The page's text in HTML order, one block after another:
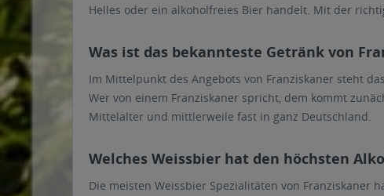
Helles oder ein alkoholfreies Bier handelt. Mit der
Was ist das bekannteste Getränk von
Im Mittelpunkt des Angebots von Franziskaner steht
Wer von einem Franziskaner spricht, dem kommt
Mittelalter und mittlerweile fast in ganz Deutschland.
Welches Weissbier hat den höchsten
Die meisten Weissbier Spezialitäten von Franziskaner